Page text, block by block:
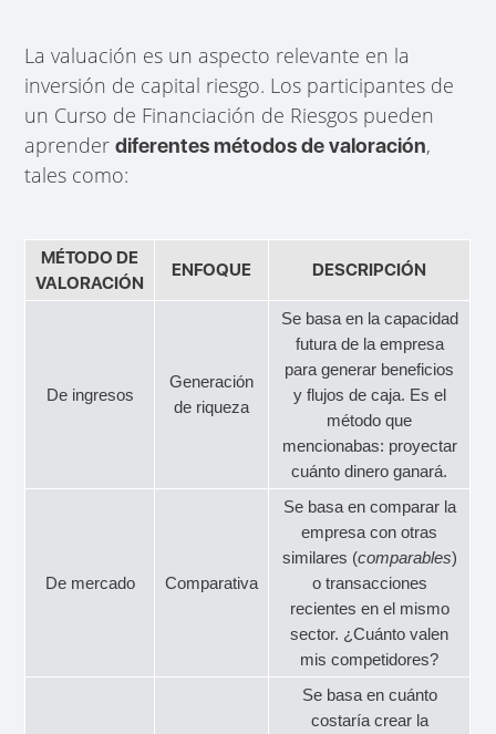
La valuación es un aspecto relevante en la
inversión de capital riesgo. Los participantes de
un Curso de Financiación de Riesgos pueden
aprenderdiferentes métodos de valoración,
tales como:
MÉTODO DE
VALORACIÓN
ENFOQUE DESCRIPCIÓN
De ingresos
Generación
de riqueza
Se basa en la capacidad
futura de la empresa
para generar beneficios
y flujos de caja. Es el
método que
mencionabas: proyectar
cuánto dinero ganará.
De mercado Comparativa
Se basa en comparar la
empresa con otras
similares (comparables)
o transacciones
recientes en el mismo
sector. ¿Cuánto valen
mis competidores?
Se basa en cuánto
costaría crear la